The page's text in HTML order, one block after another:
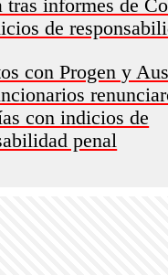
tras informes de
de
con Progen y
con indicios de
penal